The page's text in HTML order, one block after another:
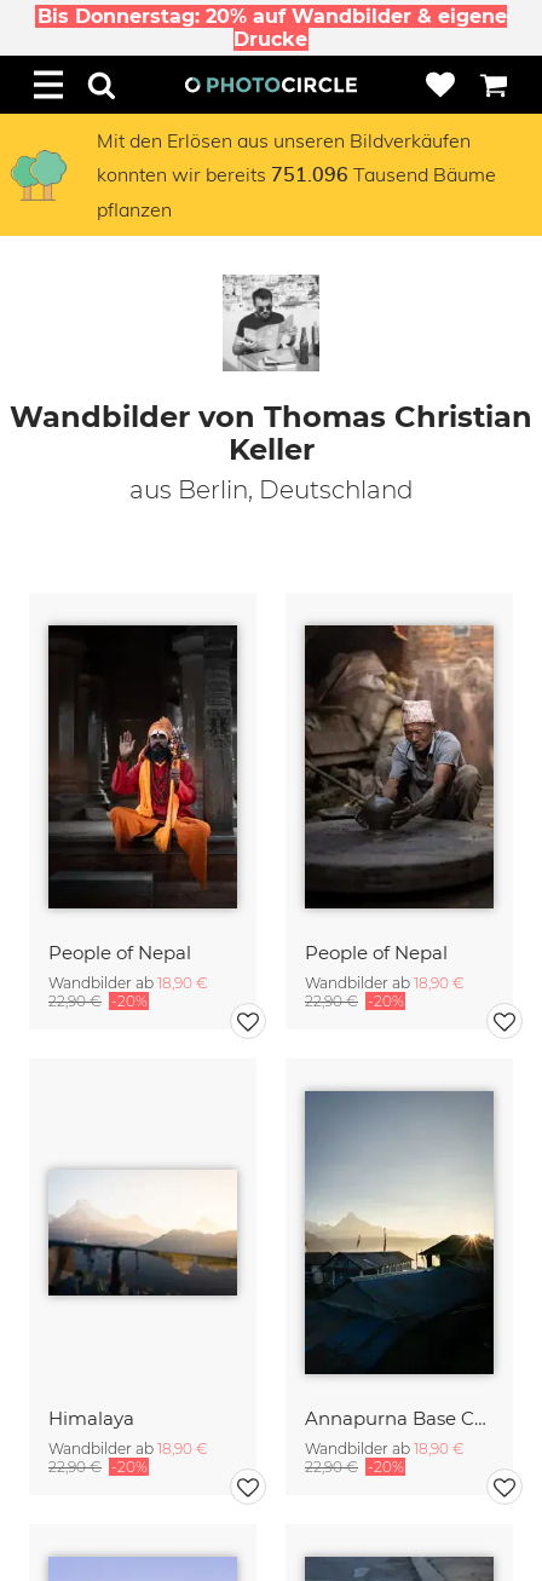
Bis Donnerstag: 20% auf Wandbilder & eigene
Drucke
Mit den Erlösen aus unseren Bildverkäufen
konnten wir bereits 751.096 Tausend Bäume
pflanzen
Wandbilder von Thomas Christian
Keller
aus Berlin, Deutschland
People of Nepal
Wandbilder ab 18,90 €
22,90 € -20%
People of Nepal
Wandbilder ab 18,90 €
22,90 € -20%
Himalaya
Wandbilder ab 18,90 €
22,90 € -20%
Annapurna Base Camp
Wandbilder ab 18,90 €
22,90 € -20%